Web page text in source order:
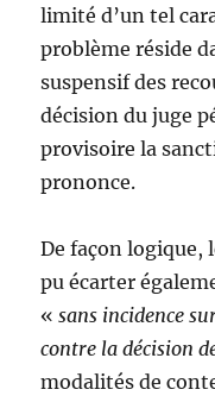
limité d’un tel
problème réside
suspensif des
décision du juge
provisoire la
prononce.
De façon logique,
pu écarter
«sans incidence
contre la décision
modalités de